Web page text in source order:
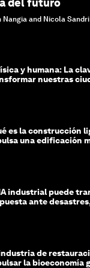
del futuro
Nangia and Nicola Sandri
y humana: La
nuestras
es la construcción
una edificación
industrial puede
ante
de
la bioeconomía